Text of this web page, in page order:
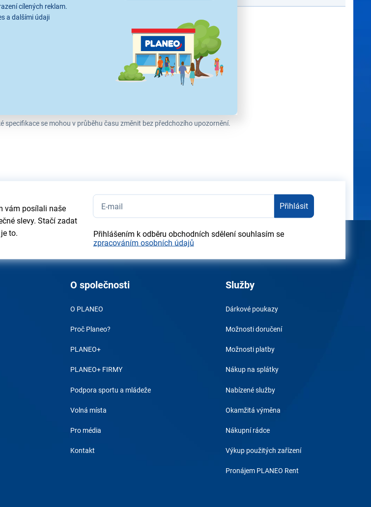
cílených reklam.
a dalšími údaji
specifikace se mohou v průběhu času změnit bez předchozího upozornění.
vám posílali naše
slevy. Stačí zadat
to.
Přihlásit
Přihlášením k odběru obchodních sdělení souhlasím se
zpracováním osobních údajů
O společnosti
O PLANEO
Proč Planeo?
PLANEO+
PLANEO+ FIRMY
Podpora sportu a mládeže
Volná místa
Pro média
Kontakt
Služby
Dárkové poukazy
Možnosti doručení
Možnosti platby
Nákup na splátky
Nabízené služby
Okamžitá výměna
Nákupní rádce
Výkup použitých zařízení
Pronájem PLANEO Rent